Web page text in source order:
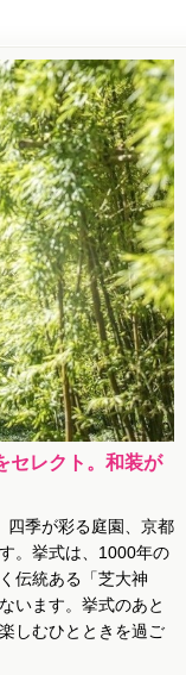
セレクト。和装が
四季が彩る庭園、京都
。挙式は、1000年の
伝統ある「芝大神
います。挙式のあと
しむひとときを過ご